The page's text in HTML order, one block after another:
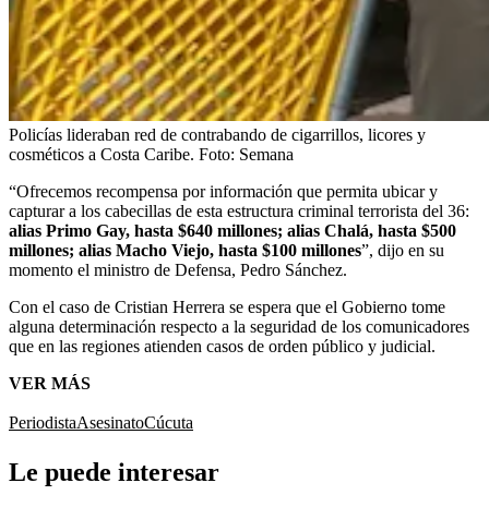
Policías lideraban red de contrabando de cigarrillos, licores y
cosméticos a Costa Caribe. Foto: Semana
“Ofrecemos recompensa por información que permita ubicar y
capturar a los cabecillas de esta estructura criminal terrorista del 36:
alias Primo Gay, hasta $640 millones; alias Chalá, hasta $500
millones; alias Macho Viejo, hasta $100 millones”, dijo en su
momento el ministro de Defensa, Pedro Sánchez.
Con el caso de Cristian Herrera se espera que el Gobierno tome
alguna determinación respecto a la seguridad de los comunicadores
que en las regiones atienden casos de orden público y judicial.
VER MÁS
PeriodistaAsesinatoCúcuta
Le puede interesar